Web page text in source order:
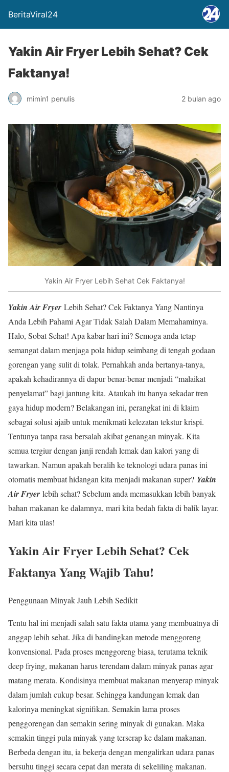
BeritaViral24
Yakin Air Fryer Lebih Sehat? Cek
Faktanya!
mimin1 penulis 2 bulan ago
Yakin Air Fryer Lebih Sehat Cek Faktanya!
Yakin Air Fryer Lebih Sehat? Cek Faktanya Yang Nantinya
Anda Lebih Pahami Agar Tidak Salah Dalam Memahaminya.
Halo, Sobat Sehat! Apa kabar hari ini? Semoga anda tetap
semangat dalam menjaga pola hidup seimbang di tengah godaan
gorengan yang sulit di tolak. Pernahkah anda bertanya-tanya,
apakah kehadirannya di dapur benar-benar menjadi “malaikat
penyelamat” bagi jantung kita. Ataukah itu hanya sekadar tren
gaya hidup modern? Belakangan ini, perangkat ini di klaim
sebagai solusi ajaib untuk menikmati kelezatan tekstur krispi.
Tentunya tanpa rasa bersalah akibat genangan minyak. Kita
semua tergiur dengan janji rendah lemak dan kalori yang di
tawarkan. Namun apakah beralih ke teknologi udara panas ini
otomatis membuat hidangan kita menjadi makanan super? Yakin
Air Fryer lebih sehat? Sebelum anda memasukkan lebih banyak
bahan makanan ke dalamnya, mari kita bedah fakta di balik layar.
Mari kita ulas!
Yakin Air Fryer Lebih Sehat? Cek
Faktanya Yang Wajib Tahu!
Penggunaan Minyak Jauh Lebih Sedikit
Tentu hal ini menjadi salah satu fakta utama yang membuatnya di
anggap lebih sehat. Jika di bandingkan metode menggoreng
konvensional. Pada proses menggoreng biasa, terutama teknik
deep frying, makanan harus terendam dalam minyak panas agar
matang merata. Kondisinya membuat makanan menyerap minyak
dalam jumlah cukup besar. Sehingga kandungan lemak dan
kalorinya meningkat signifikan. Semakin lama proses
penggorengan dan semakin sering minyak di gunakan. Maka
semakin tinggi pula minyak yang terserap ke dalam makanan.
Berbeda dengan itu, ia bekerja dengan mengalirkan udara panas
bersuhu tinggi secara cepat dan merata di sekeliling makanan.